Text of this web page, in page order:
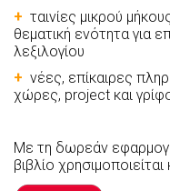
+ ταινίες μικρού
θεματική ενότητα για
λεξιλογίου
+ νέες, επίκαιρες
χώρες, project και
Με τη δωρεάν
βιβλίο